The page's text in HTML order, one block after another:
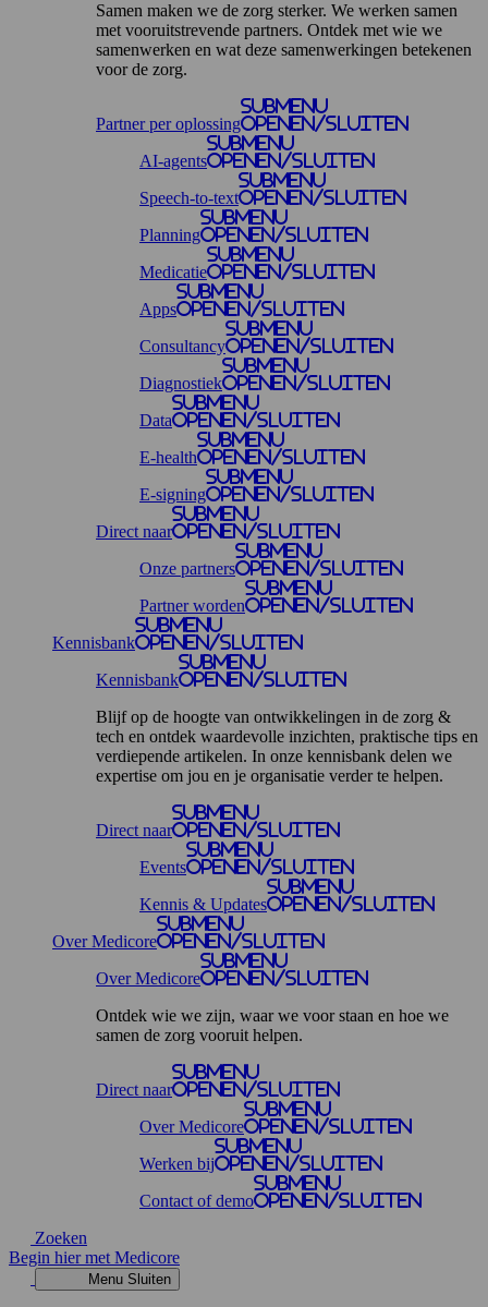
Samen maken we de zorg sterker. We werken samen
met vooruitstrevende partners. Ontdek met wie we
samenwerken en wat deze samenwerkingen betekenen
voor de zorg.
Partner per oplossing
Submenu
openen/sluiten
AI-agents
Submenu
openen/sluiten
Speech-to-text
Submenu
openen/sluiten
Planning
Submenu
openen/sluiten
Medicatie
Submenu
openen/sluiten
Apps
Submenu
openen/sluiten
Consultancy
Submenu
openen/sluiten
Diagnostiek
Submenu
openen/sluiten
Data
Submenu
openen/sluiten
E-health
Submenu
openen/sluiten
E-signing
Submenu
openen/sluiten
Direct naar
Submenu
openen/sluiten
Onze partners
Submenu
openen/sluiten
Partner worden
Submenu
openen/sluiten
Kennisbank
Submenu
openen/sluiten
Kennisbank
Submenu
openen/sluiten
Blijf op de hoogte van ontwikkelingen in de zorg &
tech en ontdek waardevolle inzichten, praktische tips en
verdiepende artikelen. In onze kennisbank delen we
expertise om jou en je organisatie verder te helpen.
Direct naar
Submenu
openen/sluiten
Events
Submenu
openen/sluiten
Kennis & Updates
Submenu
openen/sluiten
Over Medicore
Submenu
openen/sluiten
Over Medicore
Submenu
openen/sluiten
Ontdek wie we zijn, waar we voor staan en hoe we
samen de zorg vooruit helpen.
Direct naar
Submenu
openen/sluiten
Over Medicore
Submenu
openen/sluiten
Werken bij
Submenu
openen/sluiten
Contact of demo
Submenu
openen/sluiten
Zoeken
Begin hier met Medicore
Menu Sluiten